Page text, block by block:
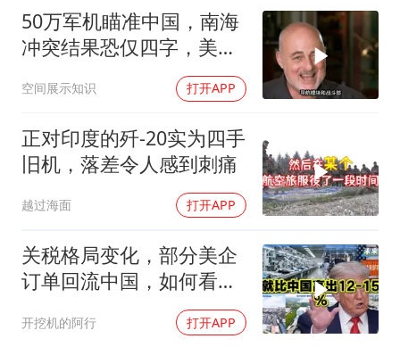
三警齐发！多地10级以上雷暴大风
乐享全民健身 共筑健康中国
50万军机瞄准中国，南海
冲突结果恐仅四字，美防
空间展示知识 打开APP
正对印度的歼-20实为四手
旧机，落差令人感到刺痛
越过海面 打开APP
关税格局变化，部分美企
订单回流中国，如何看待
特朗普关税政策得失。来
听听
开挖机的阿行 打开APP